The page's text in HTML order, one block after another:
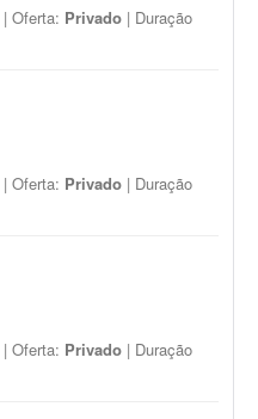
| Oferta: Privado | Duração
| Oferta: Privado | Duração
| Oferta: Privado | Duração